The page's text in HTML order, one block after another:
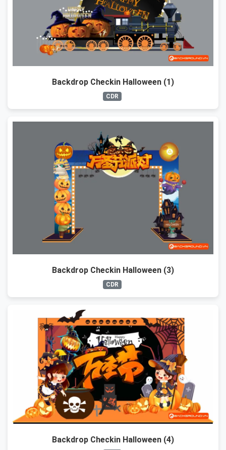
Backdrop Checkin Halloween (1)
CDR
Backdrop Checkin Halloween (3)
CDR
Backdrop Checkin Halloween (4)